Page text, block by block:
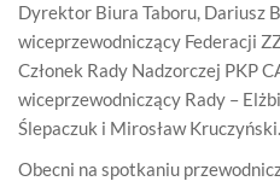
Dyrektor Biura Taboru, Dariusz
wiceprzewodniczący Federacji
Członek Rady Nadzorczej PKP
wiceprzewodniczący Rady –
Ślepaczuk i Mirosław Kruczyński.
Obecni na spotkaniu